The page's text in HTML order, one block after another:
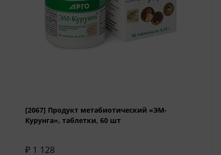
[2067] Продукт метабиотический «ЭМ-
Курунга», таблетки, 60 шт
₽ 1 128